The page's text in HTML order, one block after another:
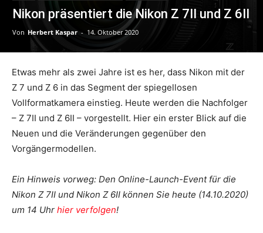
Nikon präsentiert die Nikon Z 7II und Z 6II
Von Herbert Kaspar - 14. Oktober 2020
Etwas mehr als zwei Jahre ist es her, dass Nikon mit der
Z 7 und Z 6 in das Segment der spiegellosen
Vollformatkamera einstieg. Heute werden die Nachfolger
– Z 7II und Z 6II – vorgestellt. Hier ein erster Blick auf die
Neuen und die Veränderungen gegenüber den
Vorgängermodellen.
Ein Hinweis vorweg: Den Online-Launch-Event für die
Nikon Z 7II und Nikon Z 6II können Sie heute (14.10.2020)
um 14 Uhr hier verfolgen!